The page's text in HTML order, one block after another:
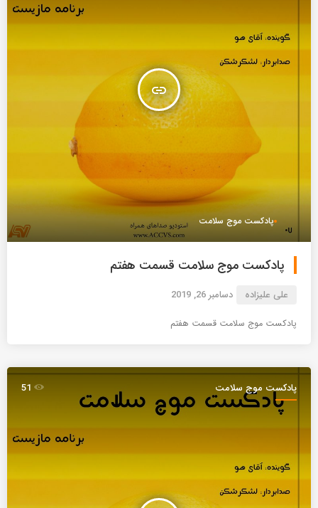
insert_link
پادکست موج سلامت
پادکست موج سلامت قسمت هفتم
علی علیزاده دسامبر 26, 2019
پادکست موج سلامت قسمت هفتم
پادکست موج سلامت